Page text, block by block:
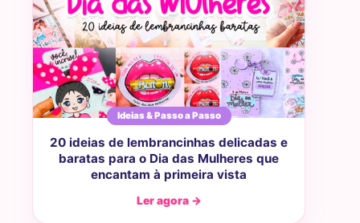
Ideias & Passo a Passo
20 ideias de lembrancinhas delicadas e
baratas para o Dia das Mulheres que
encantam à primeira vista
Ler agora →